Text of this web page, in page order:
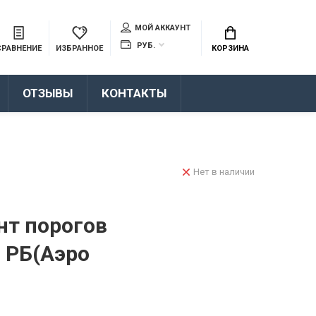
ИЗБРАННОЕ
МОЙ АККАУНТ
РУБ.
КОРЗИНА
ОТЗЫВЫ КОНТАКТЫ
порогов
Нет в наличии